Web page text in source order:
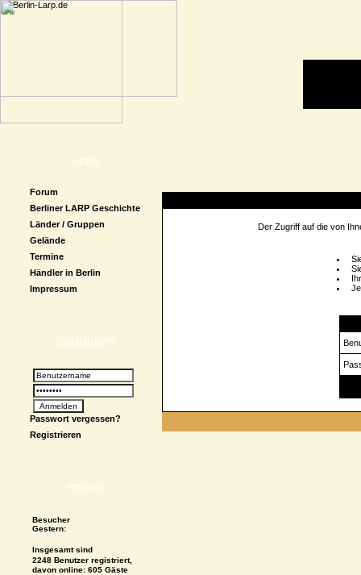
HOME
Forum
Berliner LARP Geschichte
Länder / Gruppen
Gelände
Termine
Händler in Berlin
Impressum
COMMUNITY
Passwort vergessen?
Registrieren
STATUS
Besucher
Gestern:
Insgesamt sind
2248 Benutzer registriert,
davon online: 605 Gäste
Der Zugriff auf die von